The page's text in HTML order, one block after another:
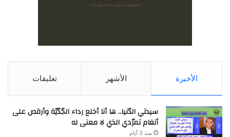
الأخيرة الأشهر تعليقات
سيدتي الدّنيا.. ها أنا أخلع رداء الجّدّيّة وأرقص على
أنغام تمرّدي الذي لا معنى له
منذ 3 أيام